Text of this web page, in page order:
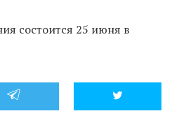
состоится 25 июня в